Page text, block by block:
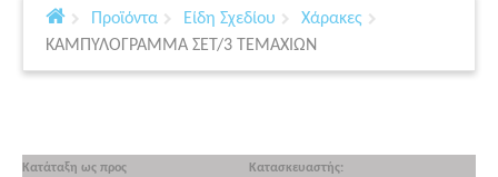
Προϊόντα Είδη Σχεδίου
Χάρακες
ΚΑΜΠΥΛΟΓΡΑΜΜΑ ΣΕΤ/3 ΤΕΜΑΧΙΩΝ
Κατάταξη ως προς
Κατασκευαστής: